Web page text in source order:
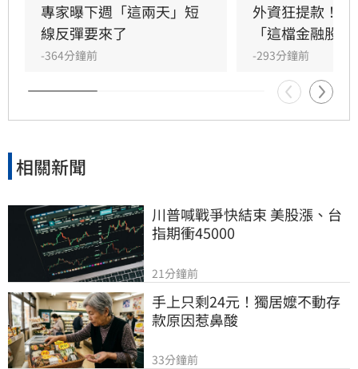
億元，大舉減碼群創與華邦電，長榮航則獲外資
青睞成為買超冠軍。市場多空在季線壓力區拉
鋸，投資人需密切留意後續外資操作動向與資金
流向，短線獲利回吐賣壓是否持續，將成為影響
大盤後市走勢的關鍵指標。
專家曝下週「這兩天」短
線反彈要來了
-364分鐘前
外資狂提款！
「這檔金融股 」
-293分鐘前
相關新聞
川普喊戰爭快結束 美股漲、台
指期衝45000
21分鐘前
手上只剩24元！獨居嬤不動存
款原因惹鼻酸
33分鐘前